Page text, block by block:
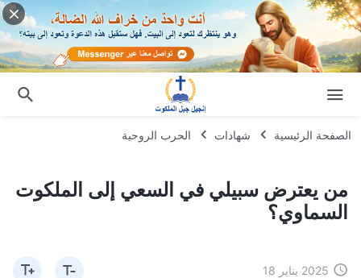
الصفحة الرئيسية شهادات الحرب الروحية
من يعترض سبيلي في السعي إلى الملكوت
السماوي؟
2025 يناير 18